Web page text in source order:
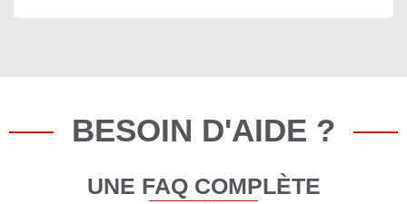
BESOIN D'AIDE ?
UNE FAQ COMPLÈTE